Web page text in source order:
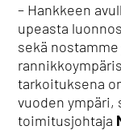
– Hankkeen
upeasta
sekä
tarkoituksena
vuoden ympäri,
toimitusjohtaja